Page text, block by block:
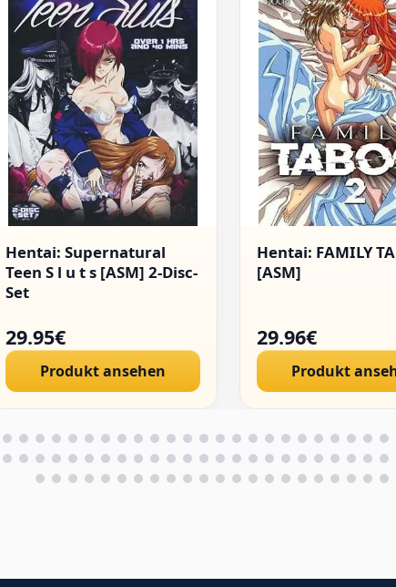
Hentai: Supernatural
Teen S l u t s [ASM] 2-Disc-
Set
29.95€
Produkt ansehen
Hentai: FAMILY
[ASM]
29.96€
Produkt